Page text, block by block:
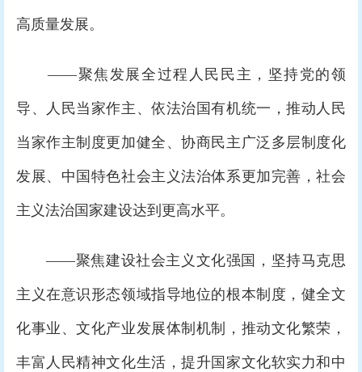
高质量发展。
——聚焦发展全过程人民民主，坚持党的领
导、人民当家作主、依法治国有机统一，推动人民
当家作主制度更加健全、协商民主广泛多层制度化
发展、中国特色社会主义法治体系更加完善，社会
主义法治国家建设达到更高水平。
——聚焦建设社会主义文化强国，坚持马克思
主义在意识形态领域指导地位的根本制度，健全文
化事业、文化产业发展体制机制，推动文化繁荣，
丰富人民精神文化生活，提升国家文化软实力和中